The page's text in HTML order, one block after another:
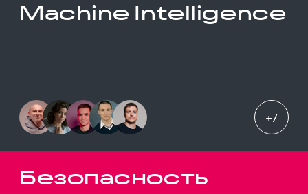
Machine Intelligence
+7
Безопасность